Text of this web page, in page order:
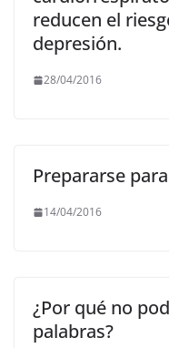
reducen el
depresión.
28/04/2016
Prepararse
14/04/2016
¿Por qué no
palabras?